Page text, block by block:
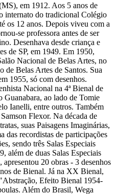
em 1912. Aos 5 anos de
internato do tradicional Colégio
os 12 anos. Depois viveu com a
se professora antes de ser
Desenhava desde criança e
de SP, em 1949. Em 1950,
Nacional de Belas Artes, no
de Belas Artes de Santos. Sua
1955, só com desenhos.
Nacional na 4ª Bienal de
Guanabara, ao lado de Tomie
Ianelli, entre outros. Também
Flexor. Na década de
suas Paisagens Imaginárias,
das recordistas de participações
sendo três Salas Especiais
além de duas Salas Especiais
20 obras - 3 desenhos
de Bienal. Já na XX Bienal,
Efeito Bienal 1954-
Além do Brasil, Wega